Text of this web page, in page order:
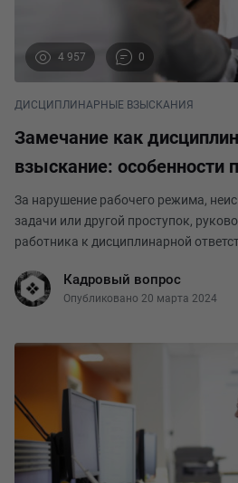
4 957 0
ДИСЦИПЛИНАРНЫЕ ВЗЫСКАНИЯ
Замечание как
взыскание: особенности
За нарушение рабочего режима,
задачи или другой проступок, руководитель
работника к дисциплинарной
свободы работодателям в этом вопр
Кадровый вопрос
Опубликовано 20 марта 2024